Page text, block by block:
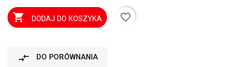
 DODAJ DO KOSZYKA favorite_border
compare_arrows DO PORÓWNANIA